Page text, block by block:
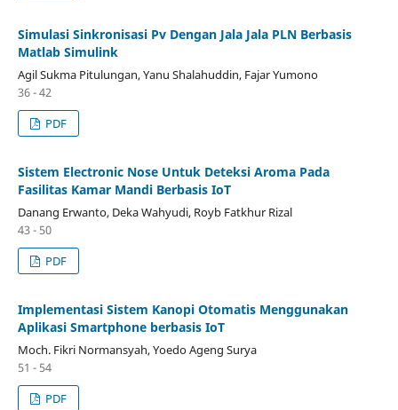
Simulasi Sinkronisasi Pv Dengan Jala Jala PLN Berbasis
Matlab Simulink
Agil Sukma Pitulungan, Yanu Shalahuddin, Fajar Yumono
36 - 42
PDF
Sistem Electronic Nose Untuk Deteksi Aroma Pada
Fasilitas Kamar Mandi Berbasis IoT
Danang Erwanto, Deka Wahyudi, Royb Fatkhur Rizal
43 - 50
PDF
Implementasi Sistem Kanopi Otomatis Menggunakan
Aplikasi Smartphone berbasis IoT
Moch. Fikri Normansyah, Yoedo Ageng Surya
51 - 54
PDF